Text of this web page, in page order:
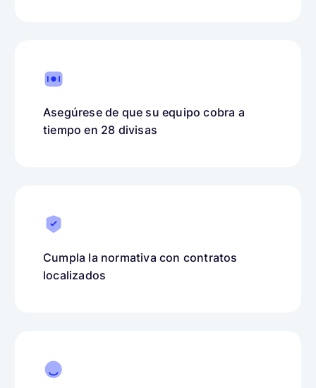
Asegúrese de que su equipo cobra a
tiempo en 28 divisas
Cumpla la normativa con contratos
localizados